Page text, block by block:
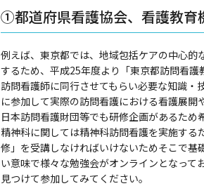
①都道府県看護協会、看護教育
例えば、東京都では、地域包括ケアの中心
するため、平成25年度より「東京都訪問看
訪問看護師に同行させてもらい必要な知識・
に参加して実際の訪問看護における看護展開
日本訪問看護財団等でも研修企画があるため
精神科に関しては精神科訪問看護を実施す
修」を受講しなければいけないためそこで
い意味で様々な勉強会がオンラインとなって
見つけて参加してみてください。